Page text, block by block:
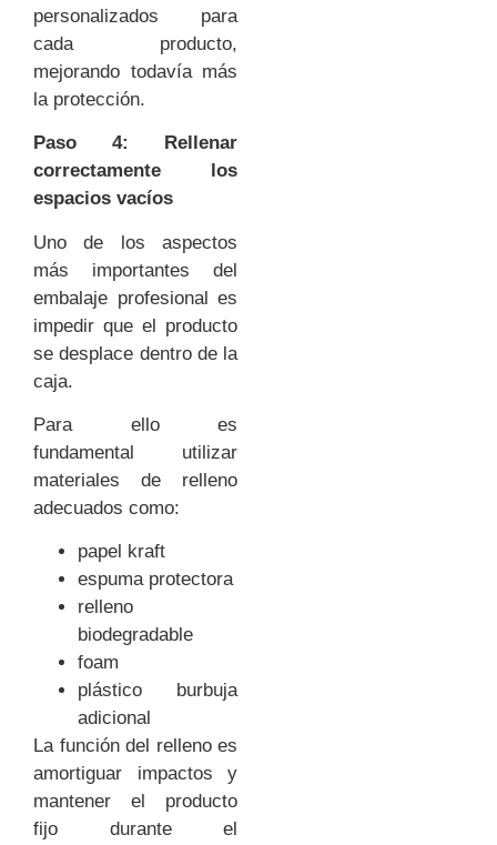
personalizados para
cada producto,
mejorando todavía más
la protección.
Paso 4: Rellenar
correctamente los
espacios vacíos
Uno de los aspectos
más importantes del
embalaje profesional es
impedir que el producto
se desplace dentro de la
caja.
Para ello es
fundamental utilizar
materiales de relleno
adecuados como:
papel kraft
espuma protectora
relleno
biodegradable
foam
plástico burbuja
adicional
La función del relleno es
amortiguar impactos y
mantener el producto
fijo durante el